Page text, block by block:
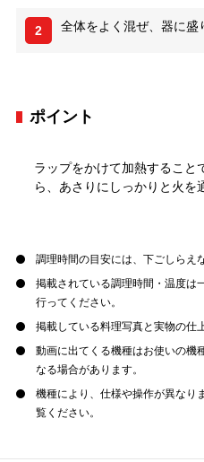
2 全体をよく混ぜ、器に盛
ポイント
ラップをかけて加熱すること
ら、あさりにしっかりと火を
調理時間の目安には、下ごしらえ
掲載されている調理時間・温度は
行ってください。
掲載している料理写真と実物の仕
動画に出てくる機種はお使いの機
なる場合があります。
機種により、仕様や操作が異なり
覧ください。